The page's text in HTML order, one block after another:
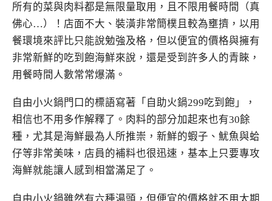
所有的菜與肉料都是無限量取用，且不限用餐時間（真
佛心…）！店面不大、裝潢非常簡樸且較為壅擠，以用
餐環境來評比只能說勉強及格，但以便宜的價格與擁有
非常新鮮的吃到飽海鮮來說，還是受到許多人的青睞，
用餐時間人數常常爆滿。
自由小火鍋門口的標語寫著「自助火鍋299吃到飽」，
相信也不用多作解釋了。肉料的部分加起來也有30餘
種，尤其是海鮮最為人所推崇，新鮮的蝦子、魷魚與蛤
仔等非常美味，店員的補料也很迅速，基本上只要專攻
海鮮就能讓人感到相當滿足了。